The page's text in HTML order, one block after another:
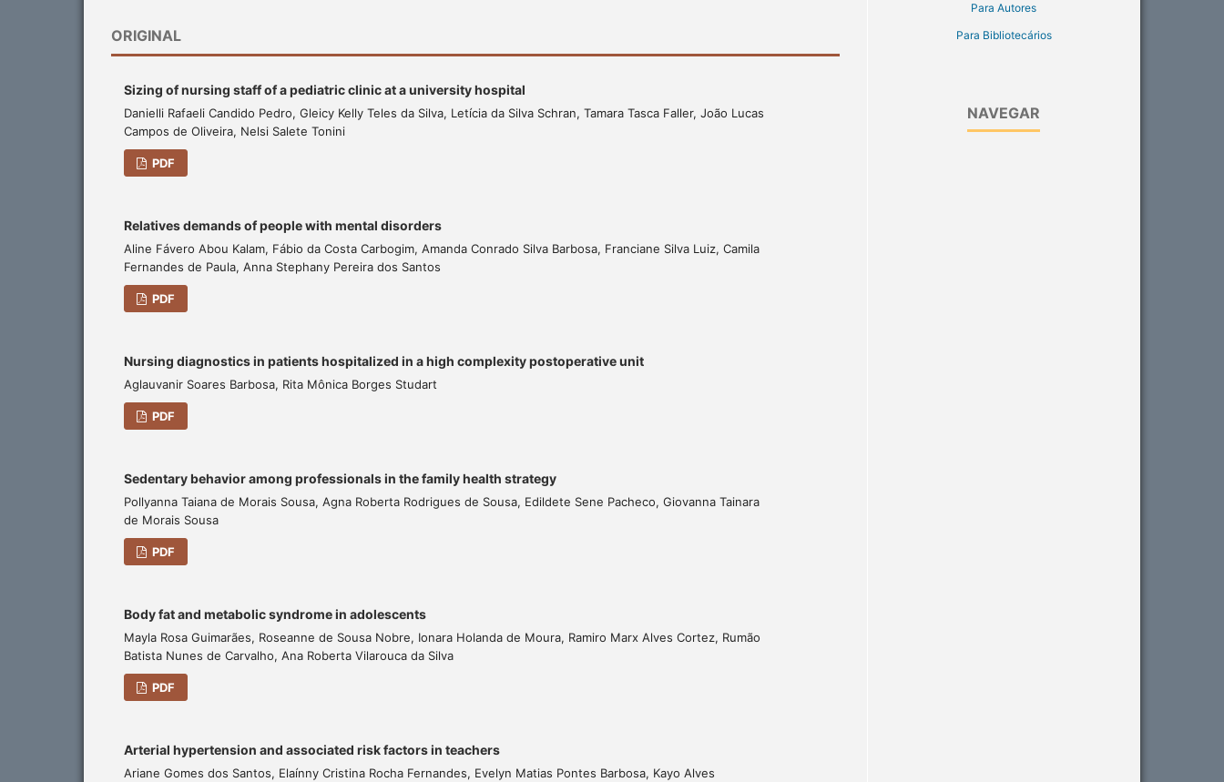
ORIGINAL
Sizing of nursing staff of a pediatric clinic at a university hospital
Danielli Rafaeli Candido Pedro, Gleicy Kelly Teles da Silva, Letícia da Silva Schran, Tamara Tasca Faller, João Lucas
Campos de Oliveira, Nelsi Salete Tonini
PDF
Relatives demands of people with mental disorders
Aline Fávero Abou Kalam, Fábio da Costa Carbogim, Amanda Conrado Silva Barbosa, Franciane Silva Luiz, Camila
Fernandes de Paula, Anna Stephany Pereira dos Santos
PDF
Nursing diagnostics in patients hospitalized in a high complexity postoperative unit
Aglauvanir Soares Barbosa, Rita Mônica Borges Studart
PDF
Sedentary behavior among professionals in the family health strategy
Pollyanna Taiana de Morais Sousa, Agna Roberta Rodrigues de Sousa, Edildete Sene Pacheco, Giovanna Tainara
de Morais Sousa
PDF
Body fat and metabolic syndrome in adolescents
Mayla Rosa Guimarães, Roseanne de Sousa Nobre, Ionara Holanda de Moura, Ramiro Marx Alves Cortez, Rumão
Batista Nunes de Carvalho, Ana Roberta Vilarouca da Silva
PDF
Arterial hypertension and associated risk factors in teachers
Ariane Gomes dos Santos, Elaínny Cristina Rocha Fernandes, Evelyn Matias Pontes Barbosa, Kayo Alves
Para Autores
Para Bibliotecários
NAVEGAR